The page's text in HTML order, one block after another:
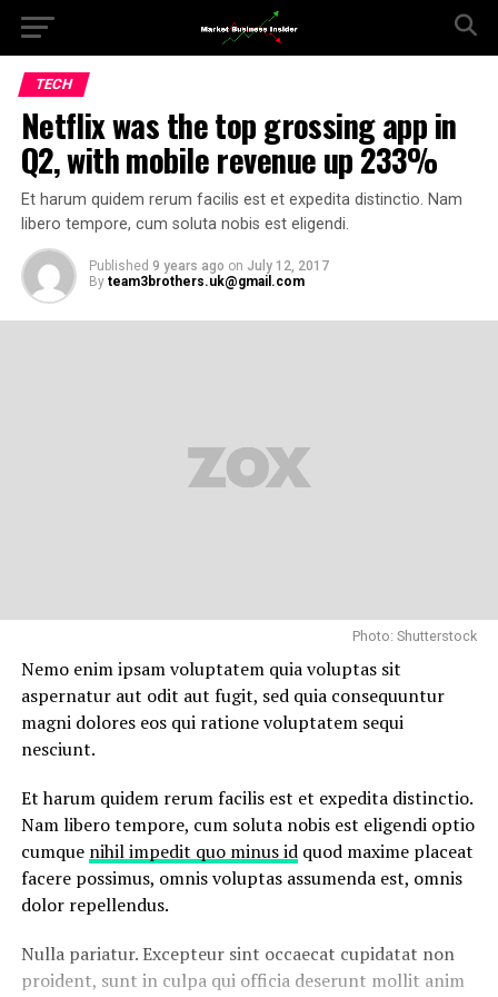
TECH
Netflix was the top grossing app in
Q2, with mobile revenue up 233%
Et harum quidem rerum facilis est et expedita distinctio. Nam
libero tempore, cum soluta nobis est eligendi.
Published 9 years ago on July 12, 2017
By team3brothers.uk@gmail.com
Photo: Shutterstock
Nemo enim ipsam voluptatem quia voluptas sit
aspernatur aut odit aut fugit, sed quia consequuntur
magni dolores eos qui ratione voluptatem sequi
nesciunt.
Et harum quidem rerum facilis est et expedita distinctio.
Nam libero tempore, cum soluta nobis est eligendi optio
cumque nihil impedit quo minus idquod maxime placeat
facere possimus, omnis voluptas assumenda est, omnis
dolor repellendus.
Nulla pariatur. Excepteur sint occaecat cupidatat non
proident, sunt in culpa qui officia deserunt mollit anim